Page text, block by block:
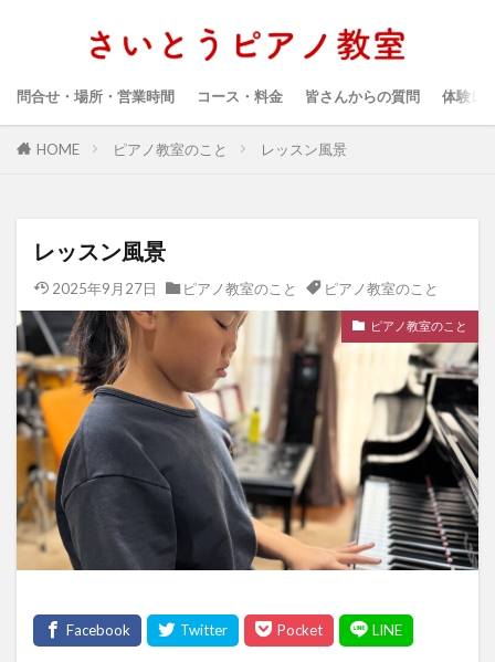
問合せ・場所・営業時間 コース・料金 皆さんからの質問 体験レ
HOME ピアノ教室のこと レッスン風景
レッスン風景
2025年9月27日 ピアノ教室のこと ピアノ教室のこと
ピアノ教室のこと